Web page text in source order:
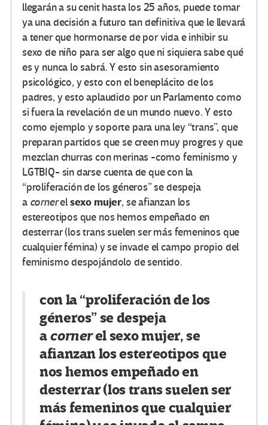
llegarán a su cenit hasta los 25 años, puede tomar
ya una decisión a futuro tan definitiva que le llevará
a tener que hormonarse de por vida e inhibir su
sexo de niño para ser algo que ni siquiera sabe qué
es y nunca lo sabrá. Y esto sin asesoramiento
psicológico, y esto con el beneplácito de los
padres, y esto aplaudido por un Parlamento como
si fuera la revelación de un mundo nuevo. Y esto
como ejemplo y soporte para una ley “trans”, que
preparan partidos que se creen muy progres y que
mezclan churras con merinas -como feminismo y
LGTBIQ- sin darse cuenta de que con la
“proliferación de los géneros” se despeja
a cornerelsexo mujer, se afianzan los
estereotipos que nos hemos empeñado en
desterrar (los trans suelen ser más femeninos que
cualquier fémina) y se invade el campo propio del
feminismo despojándolo de sentido.
con la “proliferación de los
géneros” se despeja
acornerelsexo mujer, se
afianzan los estereotipos que
nos hemos empeñado en
desterrar (los trans suelen ser
más femeninos que cualquier